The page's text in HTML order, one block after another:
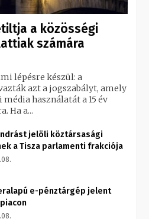
a közösségi
számára
lépésre készül: a
azt a jogszabályt, amely
használatát a 15 év
Ha a...
jelöli köztársasági
a Tisza parlamenti frakciója
e-pénztárgép jelent